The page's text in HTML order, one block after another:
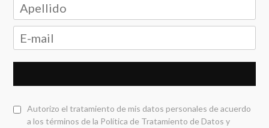
Autorizo el tratamiento de mis datos personales de acuerdo
a los términos de la Política de Tratamiento de Datos y